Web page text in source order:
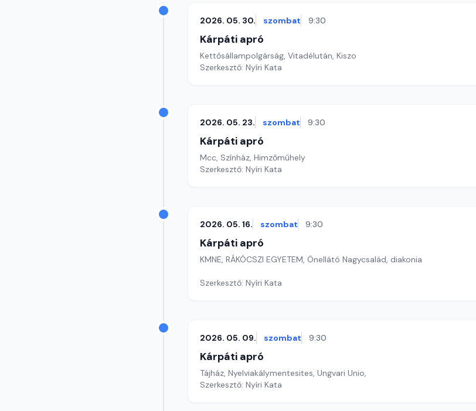
2026. 05. 30. szombat 9:30
Kárpáti apró
Kettősállampolgárság, Vitadélután, Kiszo
Szerkesztő: Nyíri Kata
2026. 05. 23. szombat 9:30
Kárpáti apró
Mcc, Színház, Himzőműhely
Szerkesztő: Nyíri Kata
2026. 05. 16. szombat 9:30
Kárpáti apró
KMNE, RÁKÓCSZI EGYETEM, Önellátó Nagycsalád, diakonia
Szerkesztő: Nyíri Kata
2026. 05. 09. szombat 9:30
Kárpáti apró
Tájház, Nyelviakálymentesites, Ungvari Unio,
Szerkesztő: Nyíri Kata